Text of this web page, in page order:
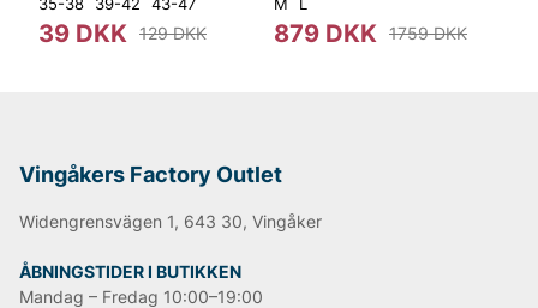
39 DKK 129 DKK 879 DKK 1759 DKK
Vingåkers Factory Outlet
Widengrensvägen 1, 643 30, Vingåker
ÅBNINGSTIDER I BUTIKKEN
Mandag – Fredag 10:00–19:00